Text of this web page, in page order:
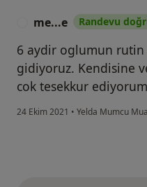
me...e Randevu
6 aydir oglumun
gidiyoruz. Kendisine
cok tesekkur
24 Ekim 2021 • Yelda Mumcu